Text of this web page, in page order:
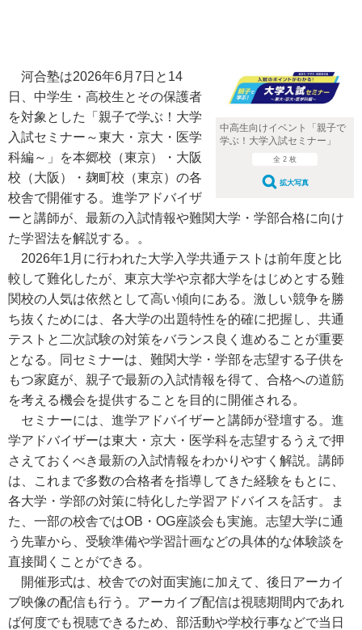
中高生向けイベント「親子で
学ぶ！大学入試セミナー」
全 2 枚
拡大写真
河合塾は2026年6月7日と14
日、中学生・高校生とその保護者
を対象とした「親子で学ぶ！大学
入試セミナー～東大・京大・医学
科編～」を本郷校（東京）・大阪
校（大阪）・麹町校（東京）の各
校舎で開催する。進学アドバイザ
ーと講師が、最新の入試情報や難関大学・学部合格に向け
た学習法を解説する。。
2026年1月に行われた大学入学共通テストは前年度と比
較して難化したが、東京大学や京都大学をはじめとする難
関校の人気は依然として高い傾向にある。激しい競争を勝
ち抜くためには、各大学の出題特性を的確に把握し、共通
テストと二次試験の対策をバランス良く進めることが重要
となる。同セミナーは、難関大学・学部を志望する子供を
もつ家庭が、親子で最新の入試情報を得て、合格への道筋
を考える機会を提供することを目的に開催される。
セミナーには、進学アドバイザーと講師が登壇する。進
学アドバイザーは東大・京大・医学科を志望するうえで押
さえておくべき最新の入試情報をわかりやすく解説。講師
は、これまで多数の合格者を指導してきた経験をもとに、
各大学・学部の対策に特化した学習アドバイスを話す。ま
た、一部の校舎ではOB・OG座談会も実施。志望大学に通
う先輩から、受験準備や学習計画などの具体的な体験談を
直接聞くことができる。
開催形式は、校舎での対面実施に加えて、後日アーカイ
ブ映像の配信も行う。アーカイブ配信は視聴期間内であれ
ば何度でも視聴できるため、部活動や学校行事などで当日